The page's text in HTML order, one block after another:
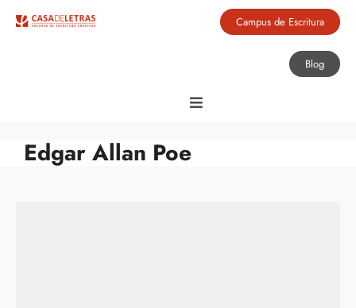
Campus de Escritura
Blog
Edgar Allan Poe